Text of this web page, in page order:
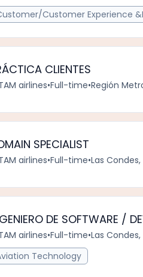
Customer Experience
CLIENTES
airlines•Full-time•Región
SPECIALIST
airlines•Full-time•Las Condes,
DE SOFTWARE /
airlines•Full-time•Las Condes,
Technology